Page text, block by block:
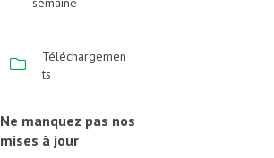
Téléchargemen
ts
Ne manquez pas nos
mises à jour